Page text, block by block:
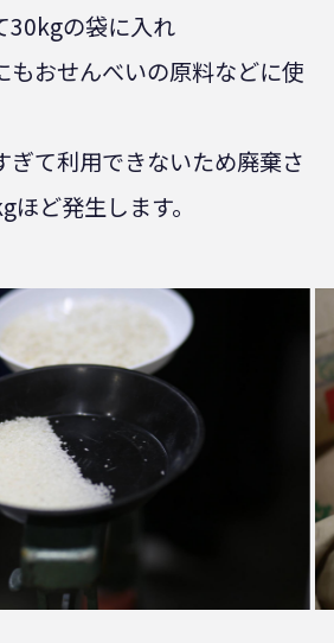
30kgの袋に入れ
もおせんべいの原料などに使
ぎて利用できないため廃棄さ
ど発生します。